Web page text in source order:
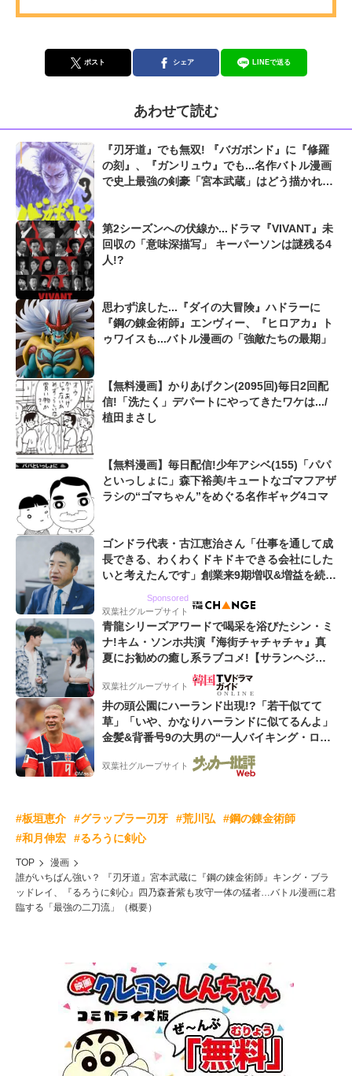
ポスト シェア LINEで送る
あわせて読む
『刃牙道』でも無双! 『バガボンド』に『修羅
の刻』、『ガンリュウ』でも...名作バトル漫画
で史上最強の剣豪「宮本武蔵」はどう描かれた
第2シーズンへの伏線か...ドラマ『VIVANT』未
回収の「意味深描写」 キーパーソンは謎残る4
人!?
思わず涙した...『ダイの大冒険』ハドラーに
『鋼の錬金術師』エンヴィー、『ヒロアカ』ト
ゥワイスも...バトル漫画の「強敵たちの最期」
【無料漫画】かりあげクン(2095回)毎日2回配
信!「洗たく」デパートにやってきたワケは.../
植田まさし
【無料漫画】毎日配信!少年アシベ(155)「パパ
といっしょに」森下裕美/キュートなゴマフアザ
ラシの“ゴマちゃん”をめぐる名作ギャグ4コマ
ゴンドラ代表・古江恵治さん「仕事を通して成
長できる、わくわくドキドキできる会社にした
いと考えたんです」創業来9期増収&増益を続け
Sponsored
双葉社グループサイト
青龍シリーズアワードで喝采を浴びたシン・ミ
ナ!キム・ソンホ共演『海街チャチャチャ』真
夏にお勧めの癒し系ラブコメ!【サランヘジョ
双葉社グループサイト
井の頭公園にハーランド出現!?「若干似てて
草」「いや、かなりハーランドに似てるんよ」
金髪&背番号9の大男の“一人バイキング・ロ
ー”映像が話題!「元気をもらった」
双葉社グループサイト
#板垣恵介 #グラップラー刃牙 #荒川弘
#鋼の錬金術師
#和月伸宏
#るろうに剣心
TOP
漫画
誰がいちばん強い？ 『刃牙道』宮本武蔵に『鋼の錬金術師』キング・ブラ
ッドレイ、『るろうに剣心』四乃森蒼紫も攻守一体の猛者…バトル漫画に君
臨する「最強の二刀流」（概要）